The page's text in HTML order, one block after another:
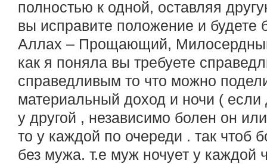
полностью к одной, оставляя
вы исправите положение и будете
Аллах – Прощающий,
как я поняла вы требуете
справедливым то что можно
материальный доход и ночи (
у другой , независимо болен он
то у каждой по очереди . так чтоб
без мужа. т.е муж ночует у каждой